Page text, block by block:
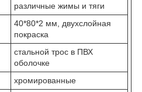
различные жимы и тяги
40*80*2 мм, двухслойная
покраска
стальной трос в ПВХ
оболочке
хромированные